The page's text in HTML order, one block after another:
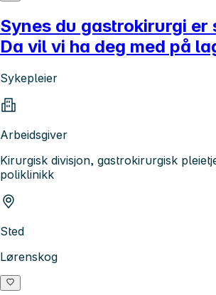
Synes du gastrokirurgi er
Da vil vi ha deg med på
Sykepleier
Arbeidsgiver
Kirurgisk divisjon, gastrokirurgisk
poliklinikk
Sted
Lørenskog